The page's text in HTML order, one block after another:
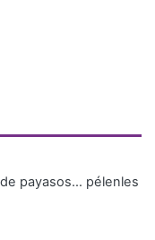
payasos… pélenles